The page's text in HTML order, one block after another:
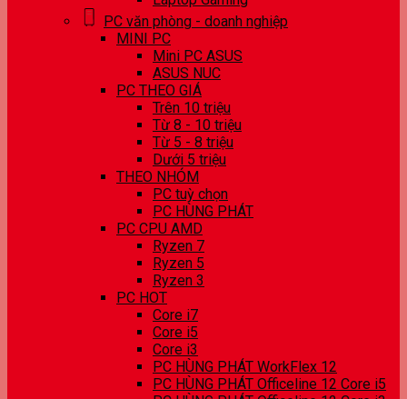
PC văn phòng - doanh nghiệp
MINI PC
Mini PC ASUS
ASUS NUC
PC THEO GIÁ
Trên 10 triệu
Từ 8 - 10 triệu
Từ 5 - 8 triệu
Dưới 5 triệu
THEO NHÓM
PC tuỳ chọn
PC HÙNG PHÁT
PC CPU AMD
Ryzen 7
Ryzen 5
Ryzen 3
PC HOT
Core i7
Core i5
Core i3
PC HÙNG PHÁT WorkFlex 12
PC HÙNG PHÁT Officeline 12 Core i5